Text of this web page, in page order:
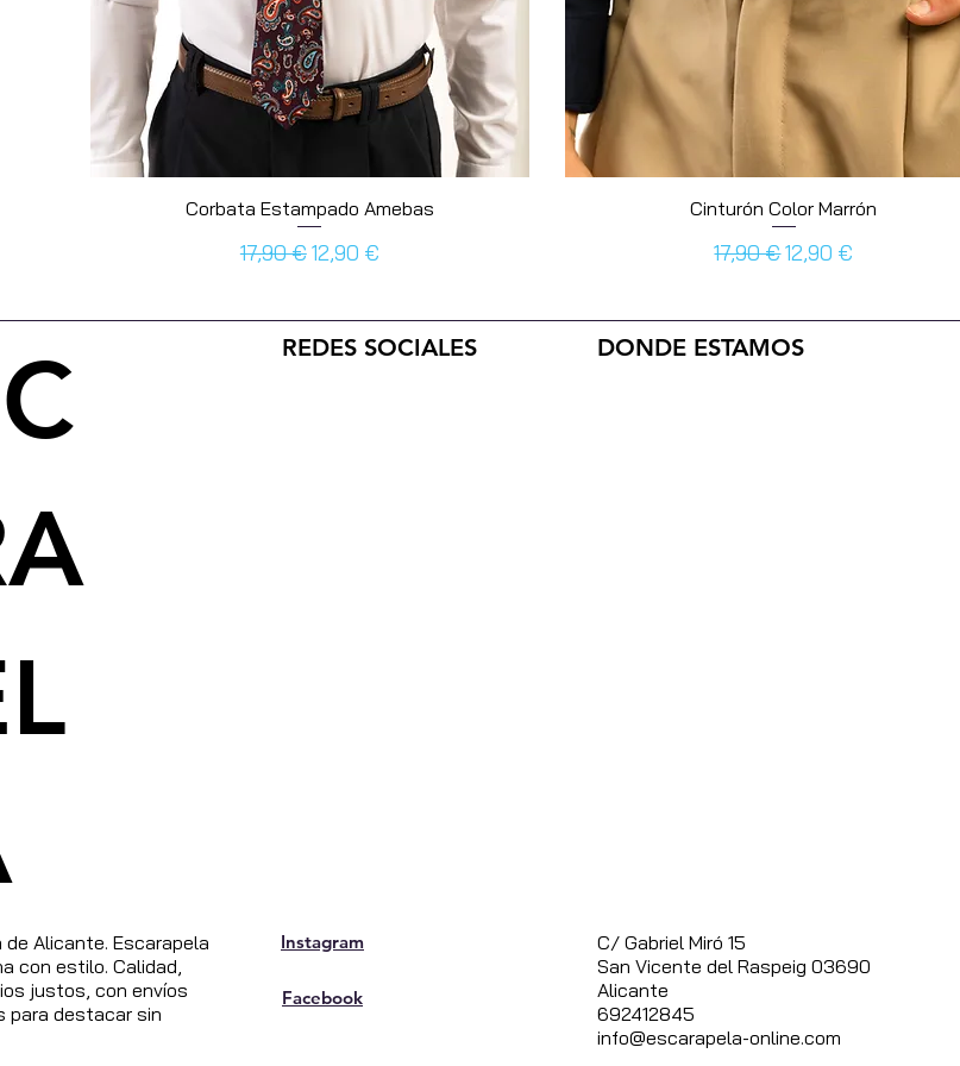
Corbata Estampado Amebas
Prezzo regolare
17,90 €Prezzo scontato
12,90 €
Cinturón Color Marrón
Prezzo regolare
17,90 €Prezzo scontato
12,90 €
de Alicante. Escarapela
con estilo. Calidad,
justos, con envíos
para destacar sin
DONDE ESTAMOS
C/ Gabriel Miró 15
San Vicente del Raspeig 03690
Alicante
692412845
info@escarapela-online.com
REDES SOCIALES
Instagram
Facebook